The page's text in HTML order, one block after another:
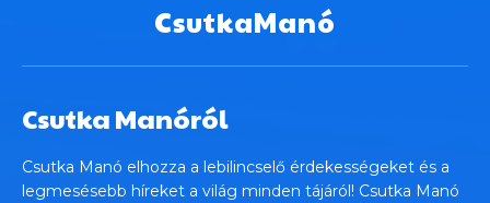
CsutkaManó
Csutka Manóról
Csutka Manó elhozza a lebilincselő érdekességeket és a
legmesésebb híreket a világ minden tájáról! Csutka Manó